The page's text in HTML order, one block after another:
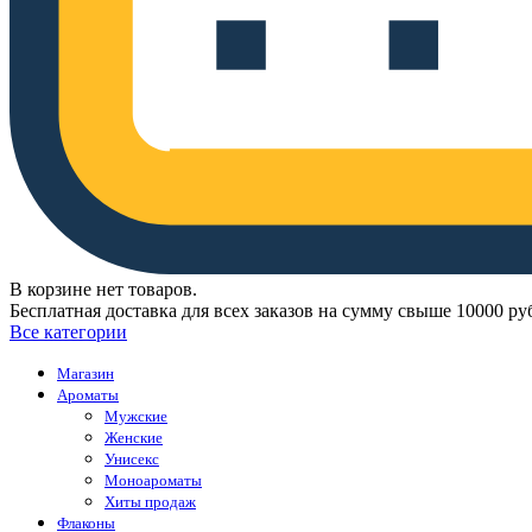
В корзине нет товаров.
Бесплатная доставка для всех заказов на сумму свыше 10000
Все категории
Магазин
Ароматы
Мужские
Женские
Унисекс
Моноароматы
Хиты продаж
Флаконы